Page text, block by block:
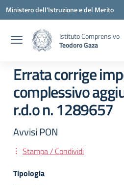
Vai ai contenuti
Vai al menu di navigazione
Vai al footer
Ministero dell'Istruzione e del Merito
Istituto Comprensivo
Teodoro Gaza
Errata corrige
complessivo
r.d.o n. 1289657
Avvisi PON
Stampa / Condividi
Tipologia